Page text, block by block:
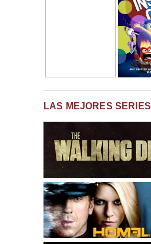
LAS MEJORES SERIES